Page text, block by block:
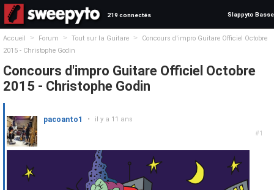
219 connectés Slappyto Basse
Accueil > Forum > Tout sur la Guitare >
Concours d'impro Guitare Officiel Octobre
2015 - Christophe Godin
Concours d'impro Guitare Officiel Octobre
2015 - Christophe Godin
#1
pacoanto1 • il y a 11 ans